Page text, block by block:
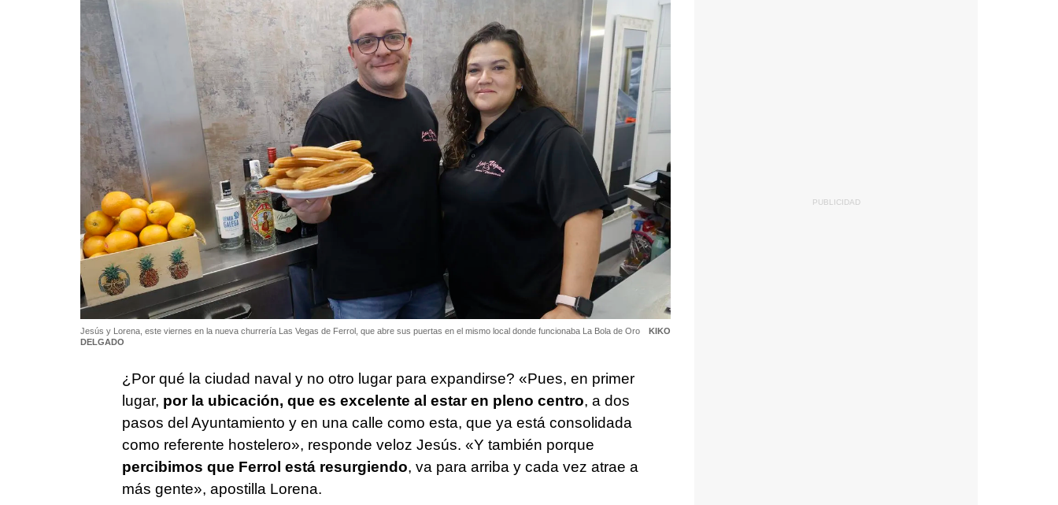
Jesús y Lorena, este viernes en la nueva churrería Las Vegas de Ferrol, que abre sus puertas en el mismo local donde funcionaba La Bola de Oro
KIKO
DELGADO
¿Por qué la ciudad naval y no otro lugar para expandirse? «Pues, en primer
lugar, por la ubicación, que es excelente al estar en pleno centro, a dos
pasos del Ayuntamiento y en una calle como esta, que ya está consolidada
como referente hostelero», responde veloz Jesús. «Y también porque
percibimos que Ferrol está resurgiendo, va para arriba y cada vez atrae a
más gente», apostilla Lorena.